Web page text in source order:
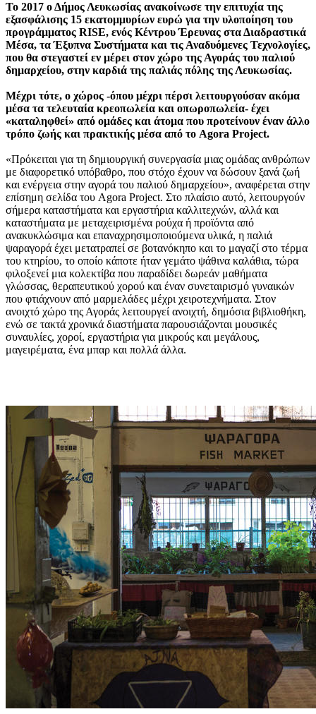
Το 2017 ο Δήμος Λευκωσίας ανακοίνωσε την επιτυχία της
εξασφάλισης 15 εκατομμυρίων ευρώ για την υλοποίηση του
προγράμματος RISE, ενός Κέντρου Έρευνας στα Διαδραστικά
Μέσα, τα Έξυπνα Συστήματα και τις Αναδυόμενες Τεχνολογίες,
που θα στεγαστεί εν μέρει στον χώρο της Αγοράς του παλιού
δημαρχείου, στην καρδιά της παλιάς πόλης της Λευκωσίας.
Μέχρι τότε, ο χώρος -όπου μέχρι πέρσι λειτουργούσαν ακόμα
μέσα τα τελευταία κρεοπωλεία και οπωροπωλεία- έχει
«καταληφθεί» από ομάδες και άτομα που προτείνουν έναν άλλο
τρόπο ζωής και πρακτικής μέσα από το Agora Project.
«Πρόκειται για τη δημιουργική συνεργασία μιας ομάδας ανθρώπων
με διαφορετικό υπόβαθρο, που στόχο έχουν να δώσουν ξανά ζωή
και ενέργεια στην αγορά του παλιού δημαρχείου», αναφέρεται στην
επίσημη σελίδα του Agora Project. Στο πλαίσιο αυτό, λειτουργούν
σήμερα καταστήματα και εργαστήρια καλλιτεχνών, αλλά και
καταστήματα με μεταχειρισμένα ρούχα ή προϊόντα από
ανακυκλώσιμα και επαναχρησιμοποιούμενα υλικά, η παλιά
ψαραγορά έχει μετατραπεί σε βοτανόκηπο και το μαγαζί στο τέρμα
του κτηρίου, το οποίο κάποτε ήταν γεμάτο ψάθινα καλάθια, τώρα
φιλοξενεί μια κολεκτίβα που παραδίδει δωρεάν μαθήματα
γλώσσας, θεραπευτικού χορού και έναν συνεταιρισμό γυναικών
που φτιάχνουν από μαρμελάδες μέχρι χειροτεχνήματα. Στον
ανοιχτό χώρο της Αγοράς λειτουργεί ανοιχτή, δημόσια βιβλιοθήκη,
ενώ σε τακτά χρονικά διαστήματα παρουσιάζονται μουσικές
συναυλίες, χοροί, εργαστήρια για μικρούς και μεγάλους,
μαγειρέματα, ένα μπαρ και πολλά άλλα.